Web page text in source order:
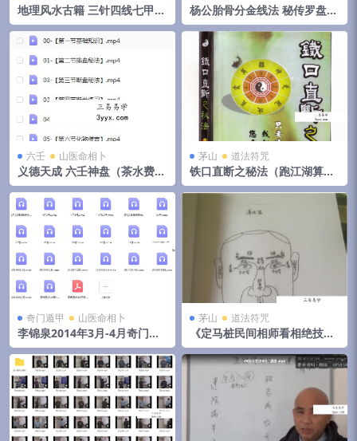
地理风水古籍 三针四线七甲子
分金线法（上下册全）
杨公胎骨分金线法 秘传罗盘天
机妙决 唐荣著.27页pdf 百度
云下载！
六壬 山医命相卜
义德天成 六壬神盘（茶水费）
8集视频 百度云下载！
茅山 道法符咒
铁口直断之秘法（跑江湖算命
的民间秘法）
奇门遁甲 山医命相卜
李锦泉2014年3月-4月奇门遁
甲培训录音+教材pdf 移动网
盘下载！
茅山 道法符咒
《定马桩民间相师看相绝技秘
法》pdf 144页，手抄本,拍照
电子版。